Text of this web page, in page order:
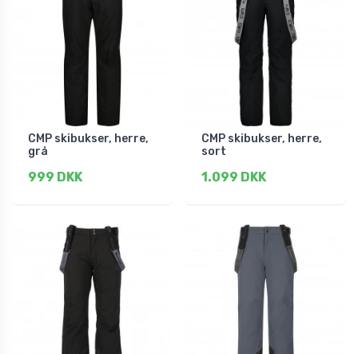
CMP skibukser, herre,
grå
999 DKK
CMP skibukser, herre,
sort
1.099 DKK